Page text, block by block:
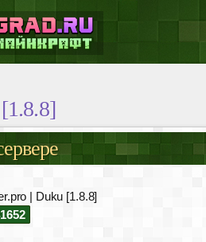
| Duku [1.8.8]